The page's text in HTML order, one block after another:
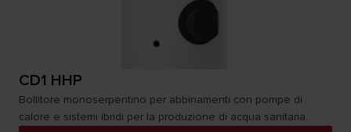
CD1 HHP
Bollitore monoserpentino per abbinamenti con pompe di
calore e sistemi ibridi per la produzione di acqua sanitaria.